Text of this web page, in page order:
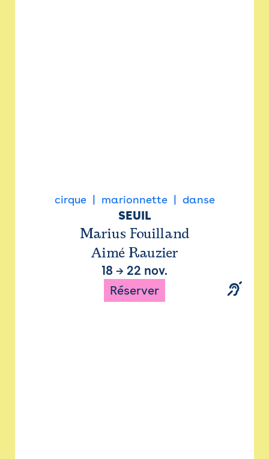
cirque marionnette danse
SEUIL
Marius Fouilland
Aimé Rauzier
18 → 22 nov.
Réserver